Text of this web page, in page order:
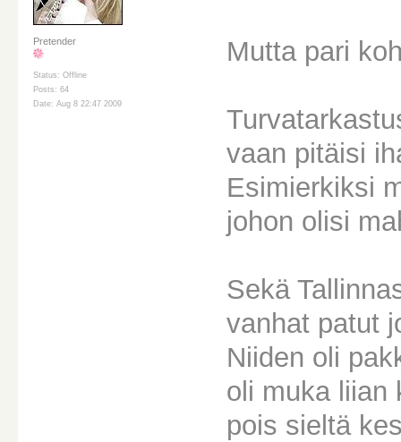
Pretender
Status: Offline
Posts: 64
Date: Aug 8 22:47 2009
Mutta pari
vaan pitäisi
Esimierkiksi
johon olisi
Sekä
vanhat patut
Niiden oli
oli muka liian
pois sieltä